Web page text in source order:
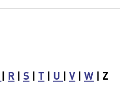
| R | S | T | U | V | W | Z